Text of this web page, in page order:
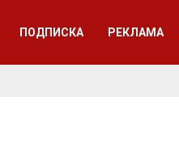
ПОДПИСКА РЕКЛАМА